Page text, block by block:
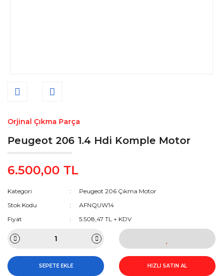
Orjinal Çıkma Parça
Peugeot 206 1.4 Hdi Komple Motor
6.500,00 TL
Kategori
Peugeot 206 Çıkma Motor
Stok Kodu
AFNQUW14
Fiyat
5.508,47 TL + KDV
SEPETE EKLE HIZLI SATIN AL